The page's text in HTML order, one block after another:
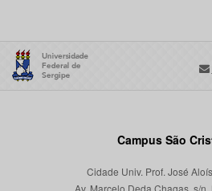
Campus São
Cidade Univ. Prof. José